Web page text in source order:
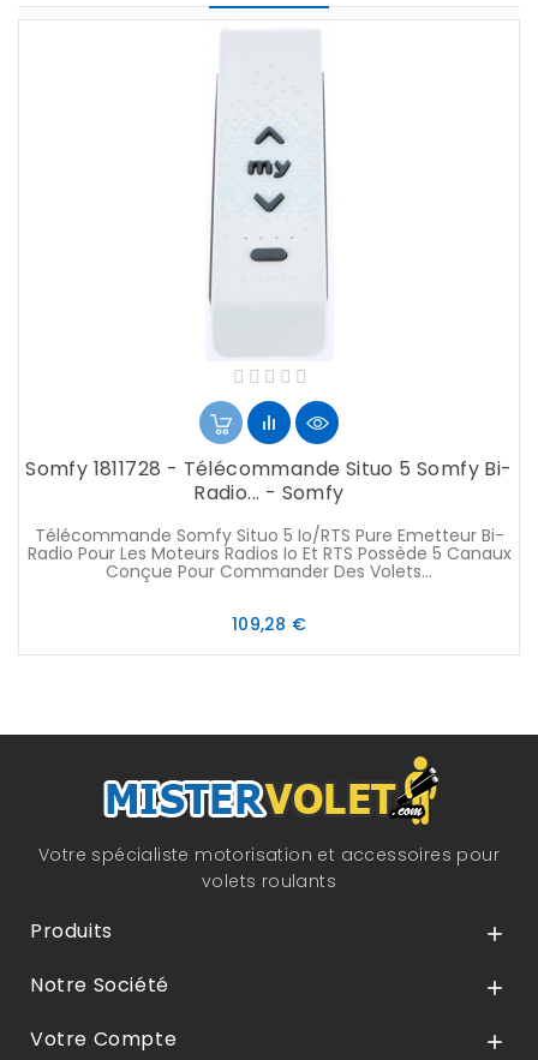
Somfy 1811728 - Télécommande Situo 5 Somfy Bi-
Radio... - Somfy
Télécommande Somfy Situo 5 Io/RTS Pure Emetteur Bi-
Radio Pour Les Moteurs Radios Io Et RTS Possède 5 Canaux
Conçue Pour Commander Des Volets...
109,28 €Prix
Votre spécialiste motorisation et accessoires pour
volets roulants
Produits 
Notre Société 
Votre Compte 